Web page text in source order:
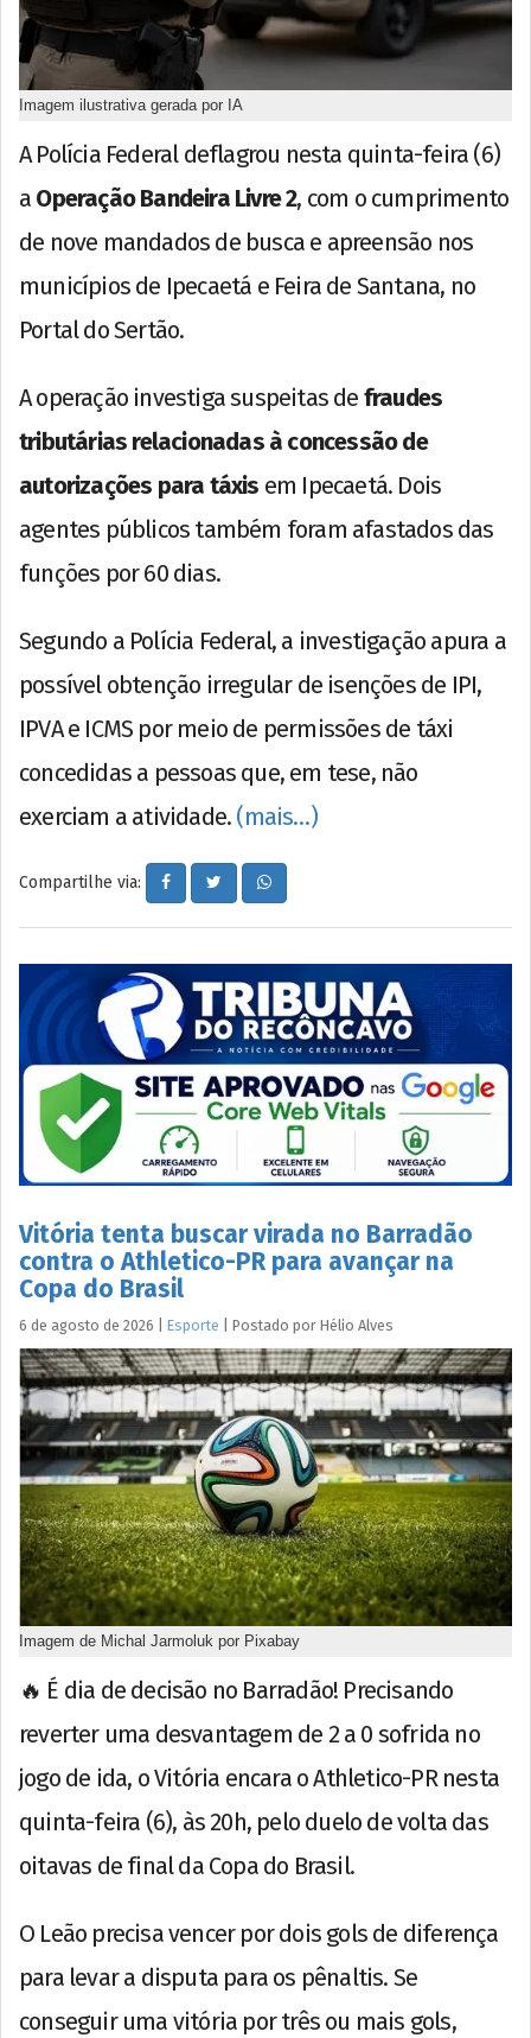
Imagem ilustrativa gerada por IA
A Polícia Federal deflagrou nesta quinta-feira (6)
a Operação Bandeira Livre 2, com o cumprimento
de nove mandados de busca e apreensão nos
municípios de Ipecaetá e Feira de Santana, no
Portal do Sertão.
A operação investiga suspeitas de fraudes
tributárias relacionadas à concessão de
autorizações para táxis em Ipecaetá. Dois
agentes públicos também foram afastados das
funções por 60 dias.
Segundo a Polícia Federal, a investigação apura a
possível obtenção irregular de isenções de IPI,
IPVA e ICMS por meio de permissões de táxi
concedidas a pessoas que, em tese, não
exerciam a atividade. (mais…)
Compartilhe via:
Vitória tenta buscar virada no Barradão
contra o Athletico-PR para avançar na
Copa do Brasil
6 de agosto de 2026 Esporte Postado por Hélio Alves
Imagem de Michal Jarmoluk por Pixabay
🔥 É dia de decisão no Barradão! Precisando
reverter uma desvantagem de 2 a 0 sofrida no
jogo de ida, o Vitória encara o Athletico-PR nesta
quinta-feira (6), às 20h, pelo duelo de volta das
oitavas de final da Copa do Brasil.
O Leão precisa vencer por dois gols de diferença
para levar a disputa para os pênaltis. Se
conseguir uma vitória por três ou mais gols,